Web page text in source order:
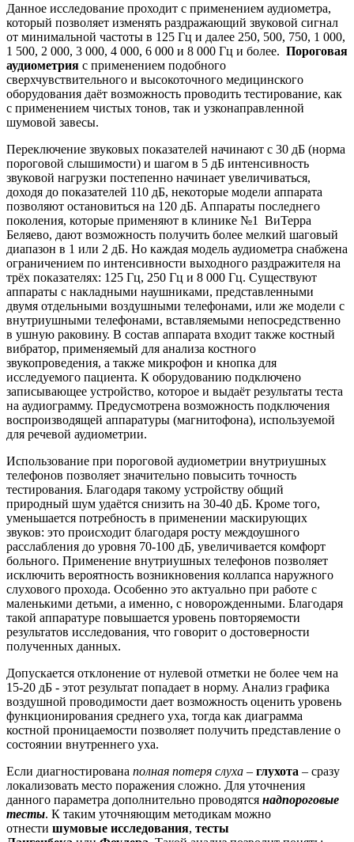
Данное исследование проходит с применением аудиометра,
который позволяет изменять раздражающий звуковой сигнал
от минимальной частоты в 125 Гц и далее 250, 500, 750, 1 000,
1 500, 2 000, 3 000, 4 000, 6 000 и 8 000 Гц и более. Пороговая
аудиометрия с применением подобного
сверхчувствительного и высокоточного медицинского
оборудования даёт возможность проводить тестирование, как
с применением чистых тонов, так и узконаправленной
шумовой завесы.
Переключение звуковых показателей начинают с 30 дБ (норма
пороговой слышимости) и шагом в 5 дБ интенсивность
звуковой нагрузки постепенно начинает увеличиваться,
доходя до показателей 110 дБ, некоторые модели аппарата
позволяют остановиться на 120 дБ. Аппараты последнего
поколения, которые применяют в клинике №1 ВиТерра
Беляево, дают возможность получить более мелкий шаговый
диапазон в 1 или 2 дБ. Но каждая модель аудиометра снабжена
ограничением по интенсивности выходного раздражителя на
трёх показателях: 125 Гц, 250 Гц и 8 000 Гц. Существуют
аппараты с накладными наушниками, представленными
двумя отдельными воздушными телефонами, или же модели с
внутриушными телефонами, вставляемыми непосредственно
в ушную раковину. В состав аппарата входит также костный
вибратор, применяемый для анализа костного
звукопроведения, а также микрофон и кнопка для
исследуемого пациента. К оборудованию подключено
записывающее устройство, которое и выдаёт результаты теста
на аудиограмму. Предусмотрена возможность подключения
воспроизводящей аппаратуры (магнитофона), используемой
для речевой аудиометрии.
Использование при пороговой аудиометрии внутриушных
телефонов позволяет значительно повысить точность
тестирования. Благодаря такому устройству общий
природный шум удаётся снизить на 30-40 дБ. Кроме того,
уменьшается потребность в применении маскирующих
звуков: это происходит благодаря росту междоушного
расслабления до уровня 70-100 дБ, увеличивается комфорт
больного. Применение внутриушных телефонов позволяет
исключить вероятность возникновения коллапса наружного
слухового прохода. Особенно это актуально при работе с
маленькими детьми, а именно, с новорожденными. Благодаря
такой аппаратуре повышается уровень повторяемости
результатов исследования, что говорит о достоверности
полученных данных.
Допускается отклонение от нулевой отметки не более чем на
15-20 дБ - этот результат попадает в норму. Анализ графика
воздушной проводимости дает возможность оценить уровень
функционирования среднего уха, тогда как диаграмма
костной проницаемости позволяет получить представление о
состоянии внутреннего уха.
Если диагностирована полная потеря слуха – глухота – сразу
локализовать место поражения сложно. Для уточнения
данного параметра дополнительно проводятся надпороговые
тесты. К таким уточняющим методикам можно
отнести шумовые исследования, тесты